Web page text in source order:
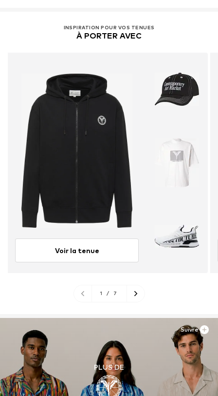
INSPIRATION POUR VOS TENUES
À PORTER AVEC
Voir la tenue
1 / 7
PLUS DE
Suivre